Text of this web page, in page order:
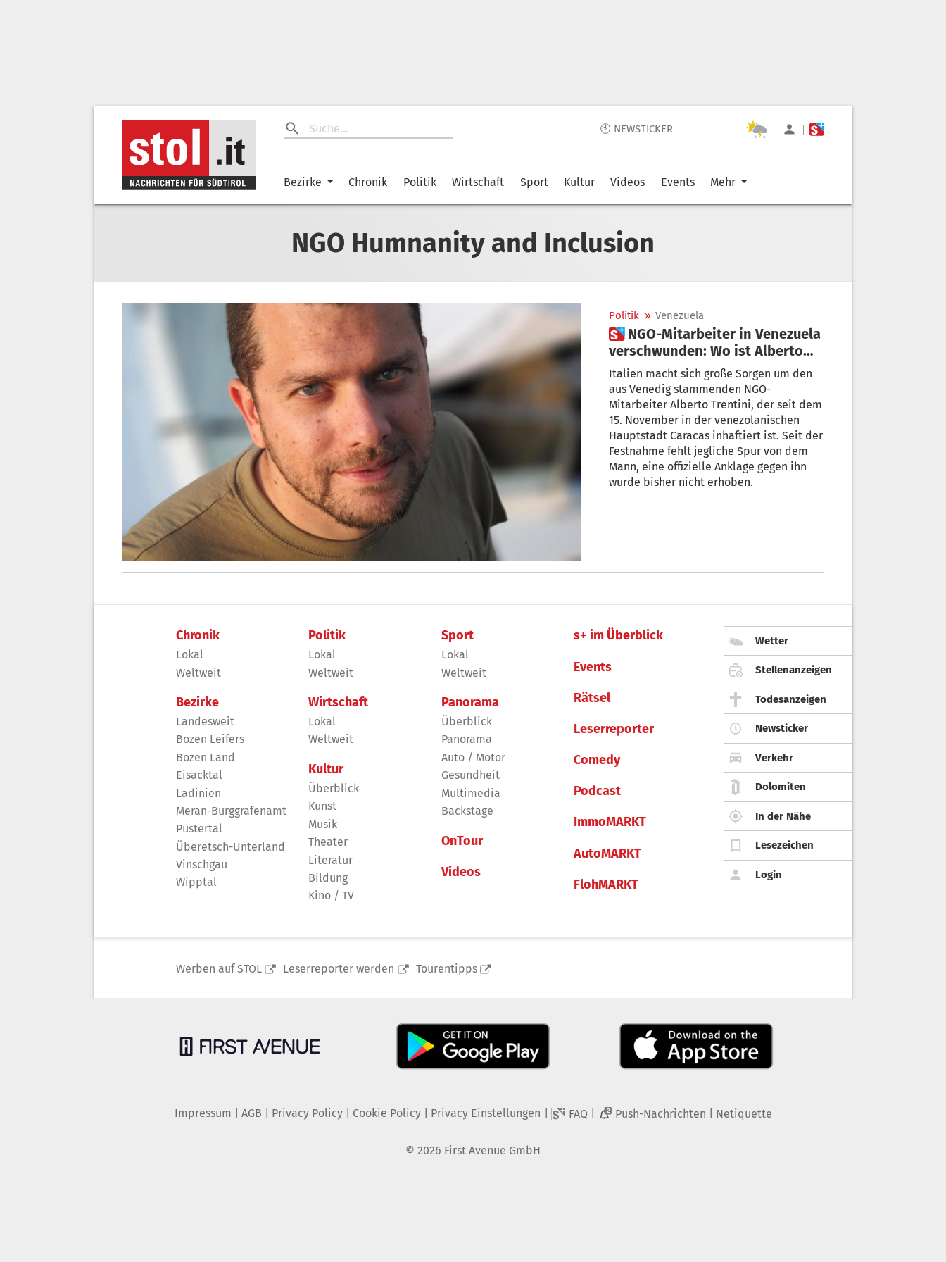
🕙 NEWSTICKER | |
Bezirke Chronik Politik Wirtschaft Sport Kultur Videos Events Mehr
NGO Humnanity and Inclusion
Politik » Venezuela
 NGO-Mitarbeiter in Venezuela
verschwunden: Wo ist Alberto
Trentini?
Italien macht sich große Sorgen um den
aus Venedig stammenden NGO-
Mitarbeiter Alberto Trentini, der seit dem
15. November in der venezolanischen
Hauptstadt Caracas inhaftiert ist. Seit der
Festnahme fehlt jegliche Spur von dem
Mann, eine offizielle Anklage gegen ihn
wurde bisher nicht erhoben.
Chronik
Lokal
Weltweit
Bezirke
Landesweit
Bozen Leifers
Bozen Land
Eisacktal
Ladinien
Meran-Burggrafenamt
Pustertal
Überetsch-Unterland
Vinschgau
Wipptal
Politik
Lokal
Weltweit
Wirtschaft
Lokal
Weltweit
Kultur
Überblick
Kunst
Musik
Theater
Literatur
Bildung
Kino / TV
Sport
Lokal
Weltweit
Panorama
Überblick
Panorama
Auto / Motor
Gesundheit
Multimedia
Backstage
OnTour
Videos
s+ im Überblick
Events
Rätsel
Leserreporter
Comedy
Podcast
ImmoMARKT
AutoMARKT
FlohMARKT
Wetter
Stellenanzeigen
Todesanzeigen
Newsticker
Verkehr
Dolomiten
In der Nähe
Lesezeichen
Login
Werben auf STOL Leserreporter werden Tourentipps
Impressum AGB Privacy Policy| Cookie Policy| Privacy Einstellungen FAQ 2 Push-Nachrichten Netiquette
© 2026 First Avenue GmbH